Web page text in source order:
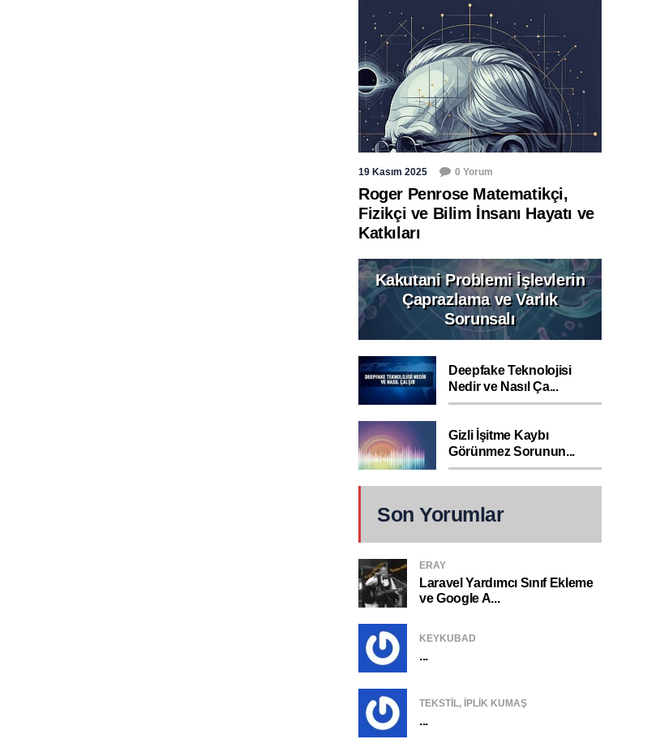
19 Kasım 2025 0 Yorum
Roger Penrose Matematikçi,
Fizikçi ve Bilim İnsanı Hayatı ve
Katkıları
Kakutani Problemi İşlevlerin
Çaprazlama ve Varlık
Sorunsalı
Deepfake Teknolojisi
Nedir ve Nasıl Ça...
Gizli İşitme Kaybı
Görünmez Sorunun...
Son Yorumlar
ERAY
Laravel Yardımcı Sınıf Ekleme
ve Google A...
KEYKUBAD
...
TEKSTIL, IPLIK KUMAŞ
...